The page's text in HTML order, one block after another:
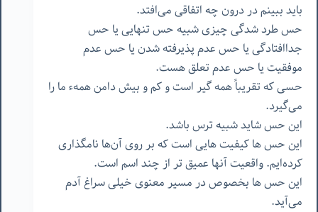
باید ببینم در درون چه اتفاقی می‌افتد.
حس طرد شدگی چیزی شبیه حس تنهایی یا حس
جداافتادگی یا حس عدم پذیرفته شدن یا حس عدم
موفقیت یا حس عدم تعلق هست.
حسی که تقریباً همه گیر است و کم و بیش دامن همهء ما را
می‌گیرد.
این حس شاید شبیه ترس باشد.
این حس ها کیفیت هایی است که بر روی آن‌ها نامگذاری
کرده‌ایم. واقعیت آنها عمیق تر از چند اسم است.
این حس ها بخصوص در مسیر معنوی خیلی سراغ آدم
می‌آید.